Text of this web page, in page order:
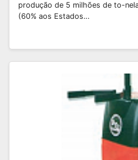
produção de 5 milhões de to-
(60% aos Estados…